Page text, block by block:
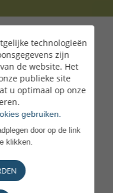
je vol vertrouwen
inzetten
technologieën
zijn
de website. Het
publieke site
u optimaal op onze
gebruiken.
door op de link
klikken.